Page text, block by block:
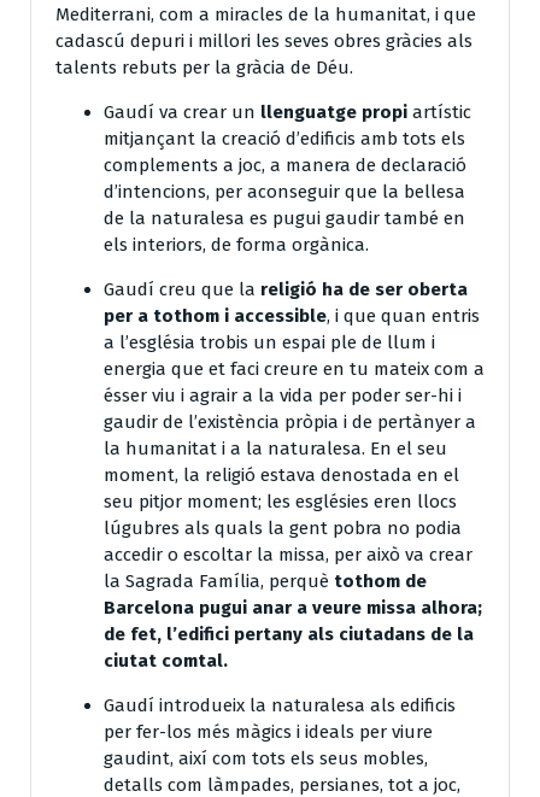
Mediterrani, com a miracles de la humanitat, i que
cadascú depuri i millori les seves obres gràcies als
talents rebuts per la gràcia de Déu.
Gaudí va crear un llenguatge propi artístic
mitjançant la creació d’edificis amb tots els
complements a joc, a manera de declaració
d’intencions, per aconseguir que la bellesa
de la naturalesa es pugui gaudir també en
els interiors, de forma orgànica.
Gaudí creu que la religió ha de ser oberta
per a tothom i accessible, i que quan entris
a l’església trobis un espai ple de llum i
energia que et faci creure en tu mateix com a
ésser viu i agrair a la vida per poder ser-hi i
gaudir de l’existència pròpia i de pertànyer a
la humanitat i a la naturalesa. En el seu
moment, la religió estava denostada en el
seu pitjor moment; les esglésies eren llocs
lúgubres als quals la gent pobra no podia
accedir o escoltar la missa, per això va crear
la Sagrada Família, perquè tothom de
Barcelona pugui anar a veure missa alhora;
de fet, l’edifici pertany als ciutadans de la
ciutat comtal.
Gaudí introdueix la naturalesa als edificis
per fer-los més màgics i ideals per viure
gaudint, així com tots els seus mobles,
detalls com làmpades, persianes, tot a joc,